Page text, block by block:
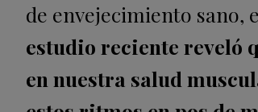
de envejecimiento sano,
estudio reciente reveló
en nuestra salud